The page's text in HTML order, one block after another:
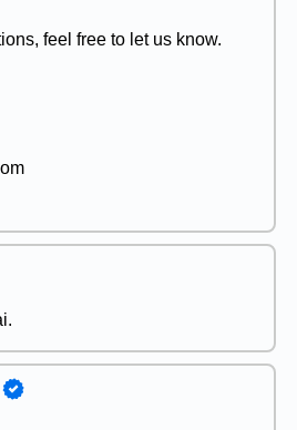
feel free to let us know.